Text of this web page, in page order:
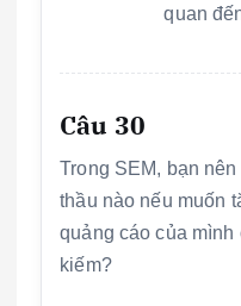
quan
Câu 30
Trong SEM, bạn
thầu nào nếu muốn
quảng cáo của
kiếm?